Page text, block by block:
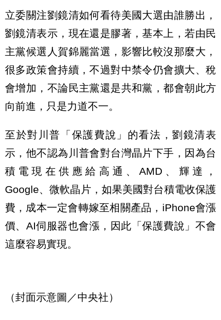
立委關注劉鏡清如何看待美國大選由誰勝出，
劉鏡清表示，現在還是膠著，基本上，若由民
主黨候選人賀錦麗當選，影響比較沒那麼大，
很多政策會持續，不過對中禁令仍會擴大、稅
會增加，不論民主黨還是共和黨，都會朝此方
向前進，只是力道不一。
至於對川普「保護費說」的看法，劉鏡清表
示，他不認為川普會對台灣晶片下手，因為台
積電現在供應給高通、AMD、輝達，
Google、微軟晶片，如果美國對台積電收保護
費，成本一定會轉嫁至相關產品，iPhone會漲
價、AI伺服器也會漲，因此「保護費說」不會
這麼容易實現。
（封面示意圖／中央社）